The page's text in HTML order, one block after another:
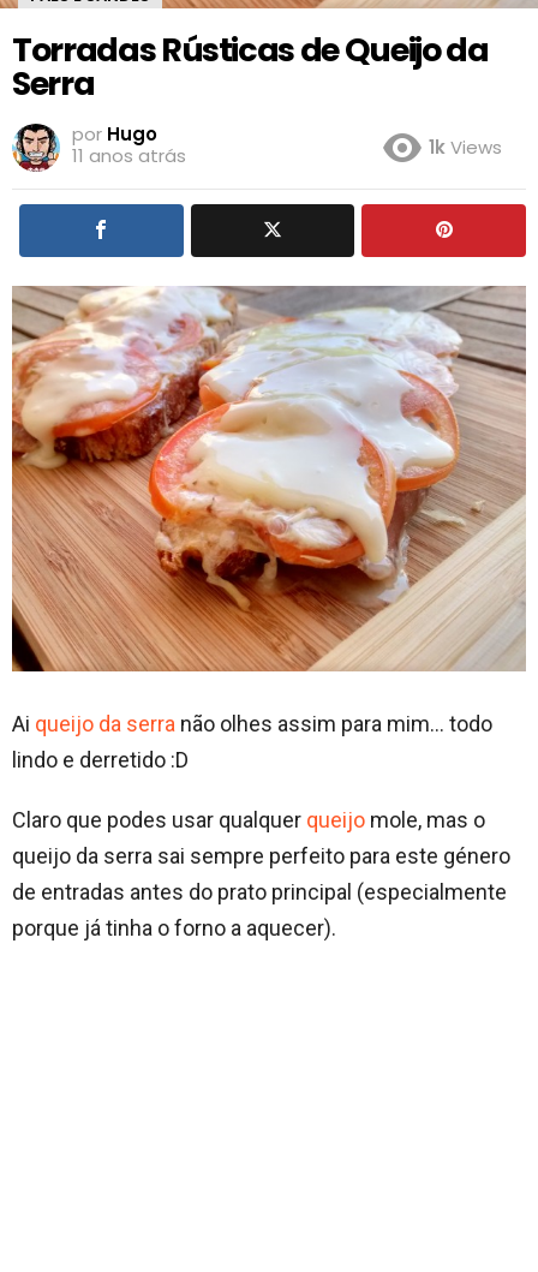
Torradas Rústicas de Queijo da
Serra
por Hugo
11 anos atrás
1kViews
Ai queijo da serra não olhes assim para mim… todo
lindo e derretido :D
Claro que podes usar qualquer queijo mole, mas o
queijo da serra sai sempre perfeito para este género
de entradas antes do prato principal (especialmente
porque já tinha o forno a aquecer).